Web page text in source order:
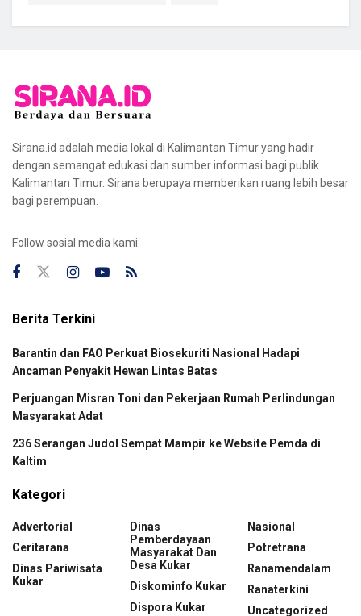
Sirana.id adalah media lokal di Kalimantan Timur yang hadir
dengan semangat edukasi dan sumber informasi bagi publik
Kalimantan Timur. Sirana berupaya memberikan ruang lebih besar
bagi perempuan.
Follow sosial media kami:
Berita Terkini
Barantin dan FAO Perkuat Biosekuriti Nasional Hadapi
Ancaman Penyakit Hewan Lintas Batas
Perjuangan Misran Toni dan Pekerjaan Rumah Perlindungan
Masyarakat Adat
236 Serangan Judol Sempat Mampir ke Website Pemda di
Kaltim
Kategori
Advertorial
Ceritarana
Dinas Pariwisata
Kukar
Dinas
Pemberdayaan
Masyarakat Dan
Desa Kukar
Diskominfo Kukar
Dispora Kukar
Nasional
Potretrana
Ranamendalam
Ranaterkini
Uncategorized